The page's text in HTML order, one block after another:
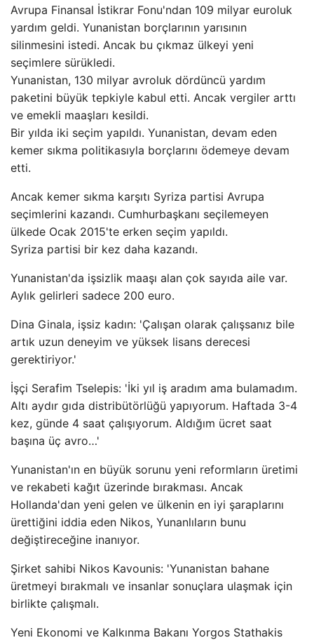
Avrupa Finansal İstikrar Fonu'ndan 109 milyar euroluk
yardım geldi. Yunanistan borçlarının yarısının
silinmesini istedi. Ancak bu çıkmaz ülkeyi yeni
seçimlere sürükledi.
Yunanistan, 130 milyar avroluk dördüncü yardım
paketini büyük tepkiyle kabul etti. Ancak vergiler arttı
ve emekli maaşları kesildi.
Bir yılda iki seçim yapıldı. Yunanistan, devam eden
kemer sıkma politikasıyla borçlarını ödemeye devam
etti.
Ancak kemer sıkma karşıtı Syriza partisi Avrupa
seçimlerini kazandı. Cumhurbaşkanı seçilemeyen
ülkede Ocak 2015'te erken seçim yapıldı.
Syriza partisi bir kez daha kazandı.
Yunanistan'da işsizlik maaşı alan çok sayıda aile var.
Aylık gelirleri sadece 200 euro.
Dina Ginala, işsiz kadın: 'Çalışan olarak çalışsanız bile
artık uzun deneyim ve yüksek lisans derecesi
gerektiriyor.'
İşçi Serafim Tselepis: 'İki yıl iş aradım ama bulamadım.
Altı aydır gıda distribütörlüğü yapıyorum. Haftada 3-4
kez, günde 4 saat çalışıyorum. Aldığım ücret saat
başına üç avro…'
Yunanistan'ın en büyük sorunu yeni reformların üretimi
ve rekabeti kağıt üzerinde bırakması. Ancak
Hollanda'dan yeni gelen ve ülkenin en iyi şaraplarını
ürettiğini iddia eden Nikos, Yunanlıların bunu
değiştireceğine inanıyor.
Şirket sahibi Nikos Kavounis: 'Yunanistan bahane
üretmeyi bırakmalı ve insanlar sonuçlara ulaşmak için
birlikte çalışmalı.
Yeni Ekonomi ve Kalkınma Bakanı Yorgos Stathakis